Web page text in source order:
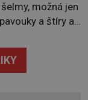
možná jen
a štíry a
která